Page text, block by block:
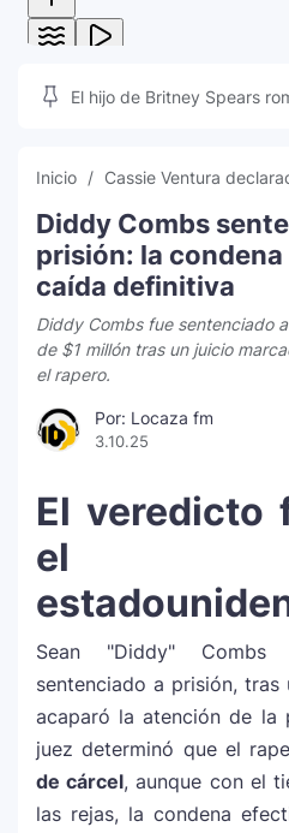
El hijo de Britney Spears
Inicio Cassie Ventura
Diddy Combs
prisión: la condena
caída definitiva
Diddy Combs fue sentenciado
de $1 millón tras un juicio
el rapero.
Por: Locaza fm
3.10.25
El veredicto
el
Sean "Diddy"
sentenciado a prisión,
acaparó la atención de la
juez determinó que el
de cárcel, aunque con el
las rejas, la condena